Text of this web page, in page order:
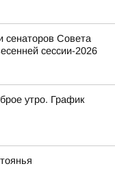
сенаторов Совета
сессии-2026
утро. График